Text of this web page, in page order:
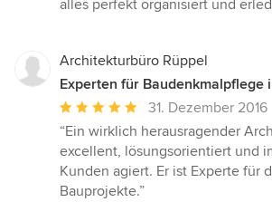
alles perfekt organisiert und
Architekturbüro Rüppel
Experten für Baudenkmalpflege
Durchschnittliche
Bewertung:
5
von
5
31. Dezember 2016
“Ein wirklich herausragender
excellent, lösungsorientiert und
Kunden agiert. Er ist Experte für
Bauprojekte.”